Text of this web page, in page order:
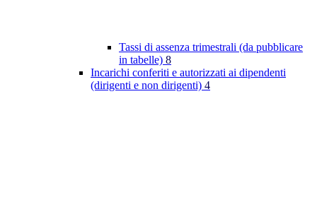
Tassi di assenza trimestrali (da pubblicare
in tabelle) 8
Incarichi conferiti e autorizzati ai dipendenti
(dirigenti e non dirigenti) 4